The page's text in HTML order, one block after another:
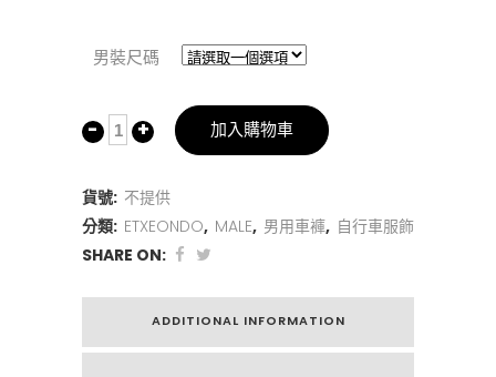
男裝尺碼
加入購物車
貨號: 不提供
分類: ETXEONDO, MALE, 男用車褲, 自行車服飾
SHARE ON:
ADDITIONAL INFORMATION